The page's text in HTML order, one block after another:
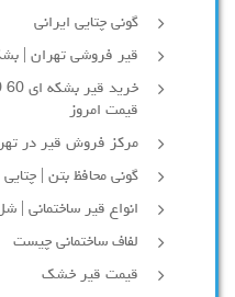
گونی چتایی ایرانی
قیر فروشی تهران |
قیمت امروز
مرکز فروش قیر در
گونی محافظ بتن |
انواع قیر ساختمانی |
لفاف ساختمانی چیست
قیمت قیر خشک